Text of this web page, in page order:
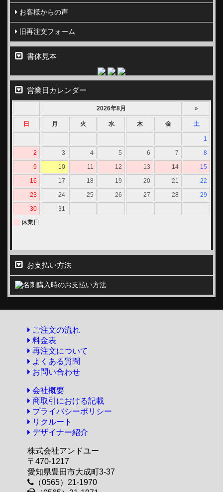
お客様からの声
旧再注文フォーム
書体見本
営業日カレンダー
お支払い方法
ご注文の流れ
料金表
再注文について
よくある質問
お問い合わせ
会社概要
商取引における記載
プライバシーポリシー
リクルート
デザイナー紹介
株式会社アンドユー
〒470-1217
愛知県豊田市大成町3-37
（0565）21-1970